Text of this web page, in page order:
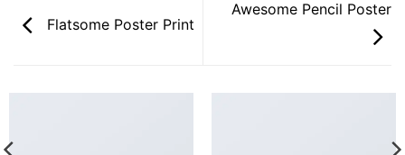
Flatsome Poster Print
Awesome Pencil Poster